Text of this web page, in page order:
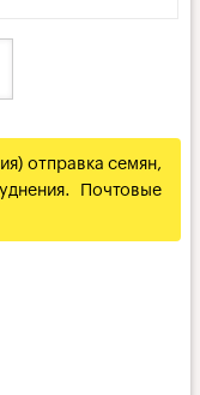
отправка семян,
Почтовые